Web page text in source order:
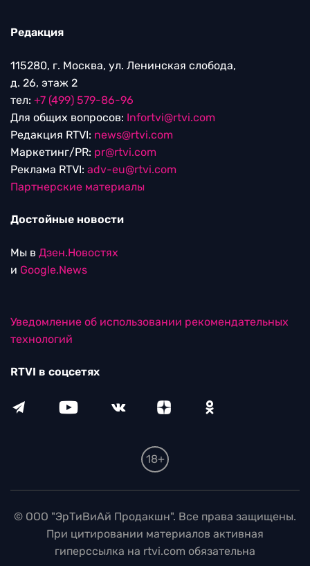
Редакция
115280, г. Москва, ул. Ленинская слобода,
д. 26, этаж 2
тел: +7 (499) 579-86-96
Для общих вопросов: Infortvi@rtvi.com
Редакция RTVI: news@rtvi.com
Маркетинг/PR: pr@rtvi.com
Реклама RTVI: adv-eu@rtvi.com
Партнерские материалы
Достойные новости
Мы в Дзен.Новостях
и Google.News
Уведомление об использовании рекомендательных
технологий
RTVI в соцсетях
18+
© ООО "ЭрТиВиАй Продакшн". Все права защищены.
При цитировании материалов активная
гиперссылка на rtvi.com обязательна